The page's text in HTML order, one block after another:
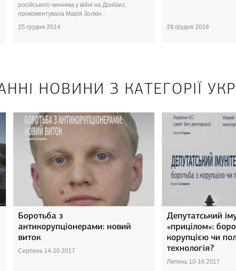
російського чинника у війні на Донбасі,
прокоментувала Марія Золкін...
25 грудня 2014
28 грудня 2018
НОВИНИ З КАТЕГОРІЇ
Боротьба з
антикорупціонерами: новий
виток
Серпень 14-20 2017
Депутатський
«прицілом»:
корупцією чи
технологія?
Липень 10-16 2017